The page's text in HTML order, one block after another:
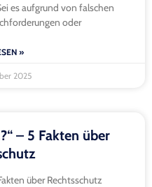
es aufgrund von falschen
oder
»
2025
– 5 Fakten über
über Rechtsschutz